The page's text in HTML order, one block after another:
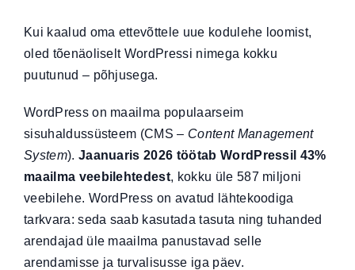
Kui kaalud oma ettevõttele uue kodulehe loomist,
oled tõenäoliselt WordPressi nimega kokku
puutunud – põhjusega.
WordPress on maailma populaarseim
sisuhaldussüsteem (CMS – Content Management
System). Jaanuaris 2026 töötab WordPressil 43%
maailma veebilehtedest, kokku üle 587 miljoni
veebilehe. WordPress on avatud lähtekoodiga
tarkvara: seda saab kasutada tasuta ning tuhanded
arendajad üle maailma panustavad selle
arendamisse ja turvalisusse iga päev.